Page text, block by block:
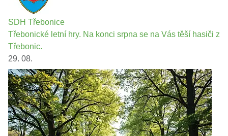
SDH Třebonice
Třebonické letní hry. Na konci srpna se na Vás těší hasiči z
Třebonic.
29. 08.